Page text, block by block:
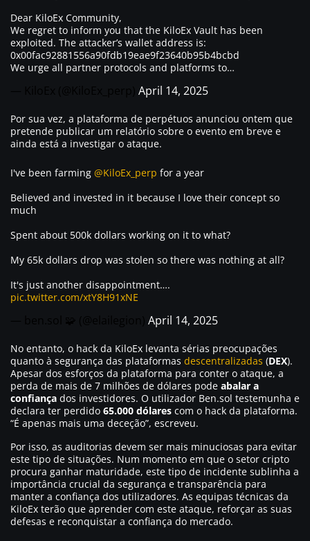
Dear KiloEx Community,
We regret to inform you that the KiloEx Vault has been
exploited. The attacker’s wallet address is:
0x00fac92881556a90fdb19eae9f23640b95b4bcbd
We urge all partner protocols and platforms to…
April 14, 2025
Por sua vez, a plataforma de perpétuos anunciou ontem que
pretende publicar um relatório sobre o evento em breve e
ainda está a investigar o ataque.
I've been farming @KiloEx_perp for a year
Believed and invested in it because I love their concept so
much
Spent about 500k dollars working on it to what?
My 65k dollars drop was stolen so there was nothing at all?
It's just another disappointment….
pic.twitter.com/xtY8H91xNE
April 14, 2025
No entanto, o hack da KiloEx levanta sérias preocupações
quanto à segurança das plataformas descentralizadas (DEX).
Apesar dos esforços da plataforma para conter o ataque, a
perda de mais de 7 milhões de dólares pode abalar a
confiança dos investidores. O utilizador Ben.sol testemunha e
declara ter perdido 65.000 dólares com o hack da plataforma.
“É apenas mais uma deceção”, escreveu.
Por isso, as auditorias devem ser mais minuciosas para evitar
este tipo de situações. Num momento em que o setor cripto
procura ganhar maturidade, este tipo de incidente sublinha a
importância crucial da segurança e transparência para
manter a confiança dos utilizadores. As equipas técnicas da
KiloEx terão que aprender com este ataque, reforçar as suas
defesas e reconquistar a confiança do mercado.